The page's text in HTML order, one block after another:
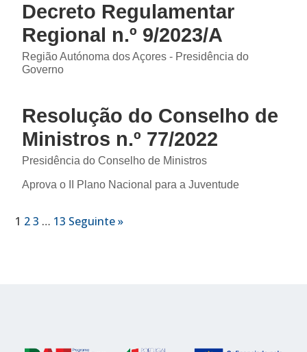
Decreto Regulamentar
Regional n.º 9/2023/A
Região Autónoma dos Açores - Presidência do
Governo
Resolução do Conselho de
Ministros n.º 77/2022
Presidência do Conselho de Ministros
Aprova o II Plano Nacional para a Juventude
1 2 3 … 13 Seguinte »